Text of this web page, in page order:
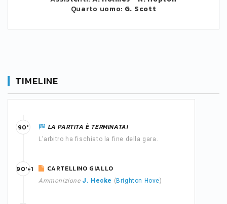
Quarto uomo: G. Scott
TIMELINE
LA PARTITA È TERMINATA!
L'arbitro ha fischiato la fine della gara.
90'
CARTELLINO GIALLO
Ammonizione J. Hecke ( Brighton Hove)
90'+1